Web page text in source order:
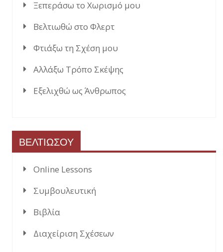
Ξεπεράσω το Χωρισμό μου
Βελτιωθώ στο Φλερτ
Φτιάξω τη Σχέση μου
Αλλάξω Τρόπο Σκέψης
Εξελιχθώ ως Άνθρωπος
ΒΕΛΤΙΩΣΟΥ
Online Lessons
Συμβουλευτική
Βιβλία
Διαχείριση Σχέσεων